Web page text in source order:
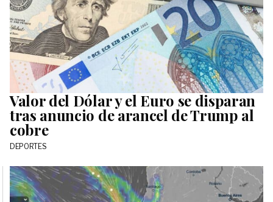
Valor del Dólar y el Euro se disparan
tras anuncio de arancel de Trump al
cobre
DEPORTES